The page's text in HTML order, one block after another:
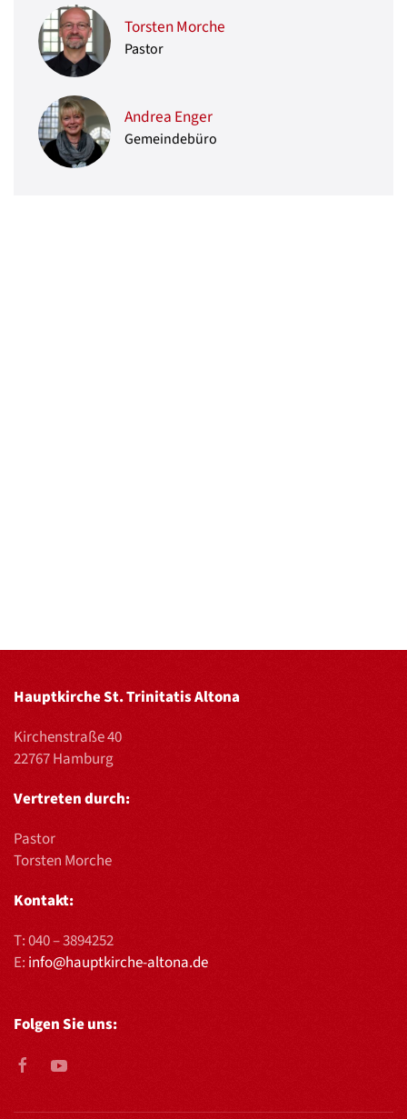
Torsten Morche
Pastor
Andrea Enger
Gemeindebüro
Hauptkirche St. Trinitatis Altona
Kirchenstraße 40
22767 Hamburg
Vertreten durch:
Pastor
Torsten Morche
Kontakt:
T:040 – 3894252
E: info@hauptkirche-altona.de
Folgen Sie uns: